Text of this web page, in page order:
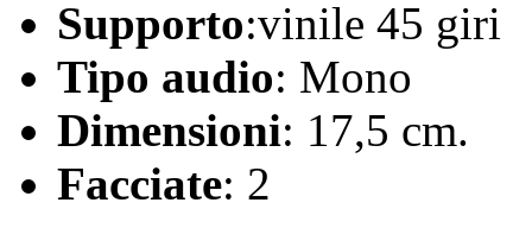
Supporto:vinile 45 giri
Tipo audio: Mono
Dimensioni: 17,5 cm.
Facciate: 2